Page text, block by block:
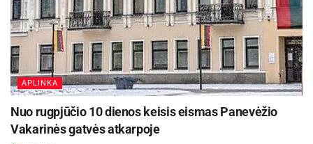
APLINKA
Nuo rugpjūčio 10 dienos keisis eismas Panevėžio
Vakarinės gatvės atkarpoje